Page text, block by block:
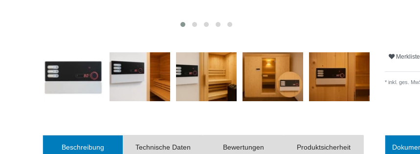
Merkliste
* inkl. ges.
Beschreibung Technische Daten Bewertungen Produktsicherheit